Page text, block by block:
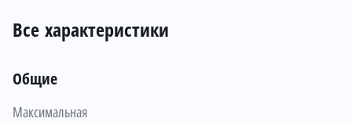
Все характеристики
Общие
Максимальная